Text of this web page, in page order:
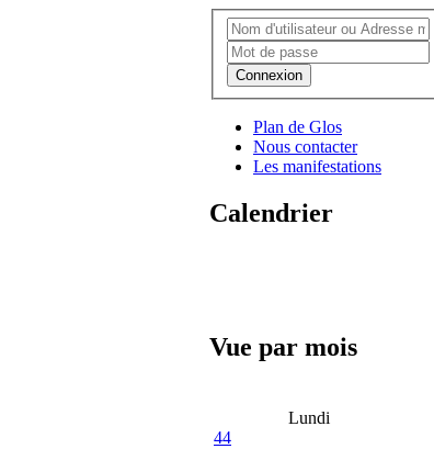
Connexion
Plan de Glos
Nous contacter
Les manifestations
Calendrier
Vue par mois
Lundi
44